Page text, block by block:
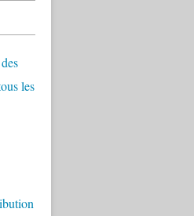
les